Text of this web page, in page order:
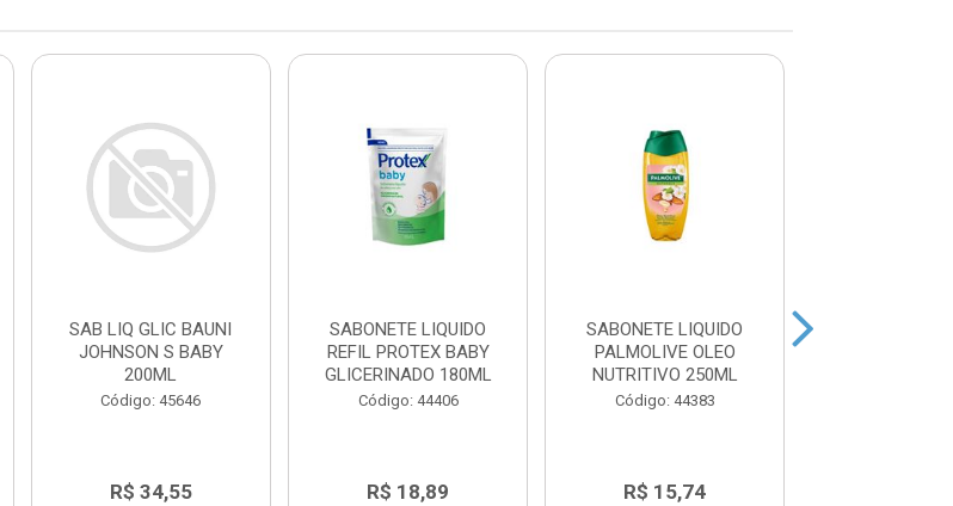
SAB LIQ GLIC BAUNI
JOHNSON S BABY
200ML
Código: 45646
R$ 34,55
SABONETE LIQUIDO
REFIL PROTEX BABY
GLICERINADO 180ML
Código: 44406
R$ 18,89
SABONETE LIQUIDO
PALMOLIVE OLEO
NUTRITIVO 250ML
Código: 44383
R$ 15,74